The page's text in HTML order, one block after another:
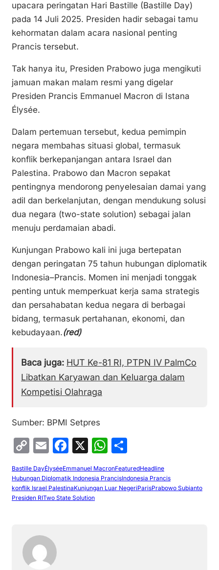
upacara peringatan Hari Bastille (Bastille Day)
pada 14 Juli 2025. Presiden hadir sebagai tamu
kehormatan dalam acara nasional penting
Prancis tersebut.
Tak hanya itu, Presiden Prabowo juga mengikuti
jamuan makan malam resmi yang digelar
Presiden Prancis Emmanuel Macron di Istana
Élysée.
Dalam pertemuan tersebut, kedua pemimpin
negara membahas situasi global, termasuk
konflik berkepanjangan antara Israel dan
Palestina. Prabowo dan Macron sepakat
pentingnya mendorong penyelesaian damai yang
adil dan berkelanjutan, dengan mendukung solusi
dua negara (two-state solution) sebagai jalan
menuju perdamaian abadi.
Kunjungan Prabowo kali ini juga bertepatan
dengan peringatan 75 tahun hubungan diplomatik
Indonesia–Prancis. Momen ini menjadi tonggak
penting untuk memperkuat kerja sama strategis
dan persahabatan kedua negara di berbagai
bidang, termasuk pertahanan, ekonomi, dan
kebudayaan.(red)
Baca juga: HUT Ke-81 RI, PTPN IV PalmCo
Libatkan Karyawan dan Keluarga dalam
Kompetisi Olahraga
Sumber: BPMI Setpres
C
o
p
y
k
E
m
ai
l
F
c
e
X
W
h
at
s
ar
e
Bastille DayÉlyséeEmmanuel MacronFeaturedHeadline
Hubungan Diplomatik Indonesia PrancisIndonesia Prancis
konflik Israel PalestinaKunjungan Luar NegeriParisPrabowo Subianto
Presiden RITwo State Solution